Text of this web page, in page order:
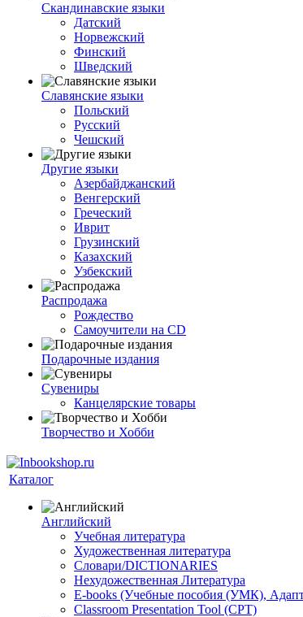
Скандинавские языки
Датский
Норвежский
Финский
Шведский
Славянские языки
Польский
Русский
Чешский
Другие языки
Азербайджанский
Венгерский
Греческий
Иврит
Грузинский
Казахский
Узбекский
Распродажа
Рождество
Самоучители на CD
Подарочные издания
Сувениры
Канцелярские товары
Творчество и Хобби
Каталог
Английский
Учебная литература
Художественная литература
Словари/DICTIONARIES
Нехудожественная Литература
E-books (Учебные пособия (УМК),
Classroom Presentation Tool (CPT)